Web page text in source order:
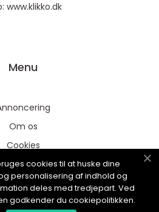
www.klikko.dk
Menu
Om os
Cookies
Kontakt os
Sitemap
cookies til at huske dine
personalisering af indhold og
deles med tredjepart. Ved
godkender du cookiepolitikken.